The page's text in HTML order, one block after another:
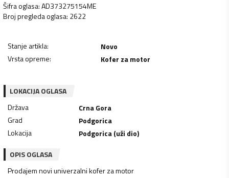
Šifra oglasa:AD373275154ME
Broj pregleda oglasa: 2622
Stanje artikla:
Novo
Vrsta opreme: Kofer za motor
LOKACIJA OGLASA
Država
Crna Gora
Grad
Podgorica
Lokacija
Podgorica (uži dio)
OPIS OGLASA
Prodajem novi univerzalni kofer za motor